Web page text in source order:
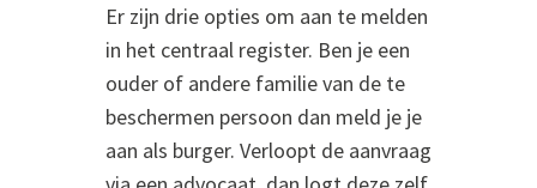
Er zijn drie opties om aan te melden
in het centraal register. Ben je een
ouder of andere familie van de te
beschermen persoon dan meld je je
aan als burger. Verloopt de aanvraag